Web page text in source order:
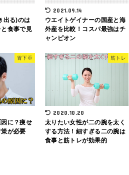
出る)のは
食事で見
2021.09.14
ウエイトゲイナーの国産と海
外産を比較！コスパ最強はチ
ャンピオン
胃下垂
に？痩せ
が必要
筋トレ
2020.10.20
太りたい女性が二の腕を太く
する方法！細すぎる二の腕は
食事と筋トレが効果的